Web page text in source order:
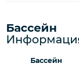
Бассейн
Бассейн